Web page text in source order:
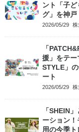
ント「子
グ」を神
2026/05/29 株
「
援」をテー
STYLE」
ート
2026/05/29 株
「SHEIN
ーション
用の今季